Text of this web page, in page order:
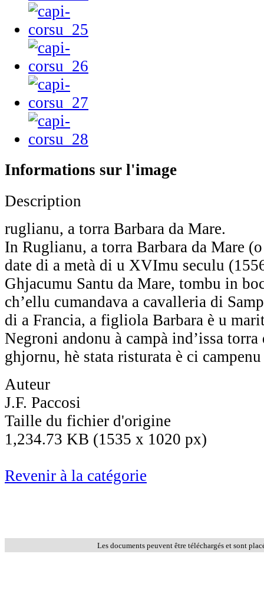
Informations sur l'image
Description
ruglianu, a torra Barbara da Mare.
In Ruglianu, a torra Barbara da Mare
date di a metà di u XVImu seculu
Ghjacumu Santu da Mare, tombu in
ch’ellu cumandava a cavalleria di
di a Francia, a figliola Barbara è u
Negroni andonu à campà ind’issa
ghjornu, hè stata risturata è ci
Auteur
J.F. Paccosi
Taille du fichier d'origine
1,234.73 KB (1535 x 1020 px)
Revenir à la catégorie
Les documents peuvent être téléchargés et sont